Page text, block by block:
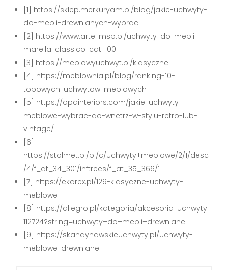
[1] https://sklep.merkuryam.pl/blog/jakie-uchwyty-
do-mebli-drewnianych-wybrac
[2] https://www.arte-msp.pl/uchwyty-do-mebli-
marella-classico-cat-100
[3] https://meblowyuchwyt.pl/klasyczne
[4] https://meblownia.pl/blog/ranking-10-
topowych-uchwytow-meblowych
[5] https://opainteriors.com/jakie-uchwyty-
meblowe-wybrac-do-wnetrz-w-stylu-retro-lub-
vintage/
[6]
https://stolmet.pl/pl/c/Uchwyty+meblowe/2/1/desc
/4/f_at_34_301/inftrees/f_at_35_366/1
[7] https://ekorex.pl/129-klasyczne-uchwyty-
meblowe
[8] https://allegro.pl/kategoria/akcesoria-uchwyty-
112724?string=uchwyty+do+mebli+drewniane
[9] https://skandynawskieuchwyty.pl/uchwyty-
meblowe-drewniane